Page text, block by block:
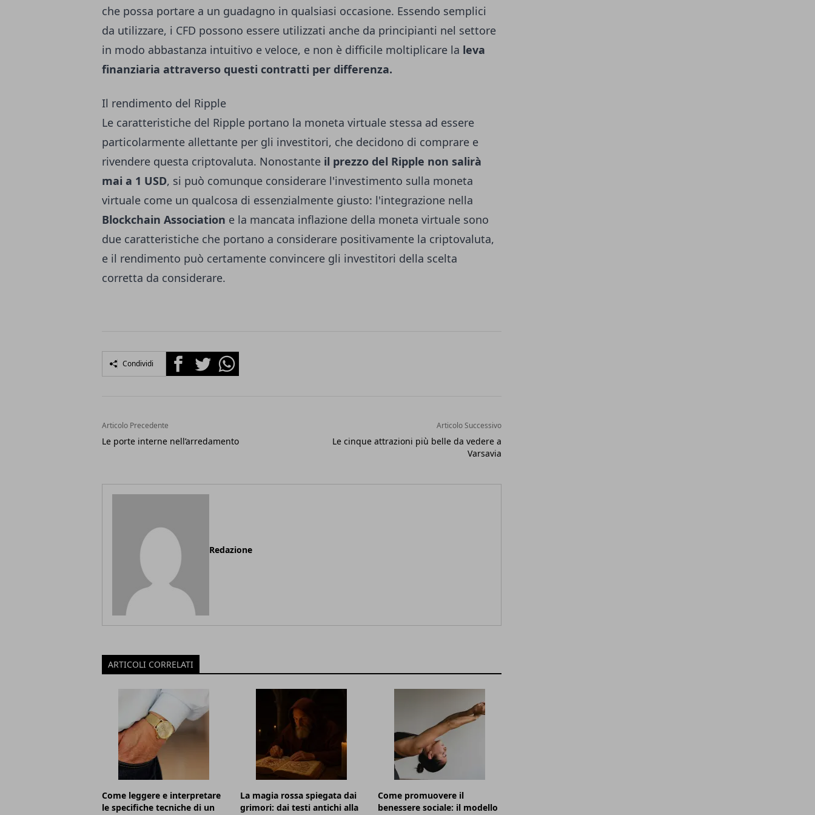
che possa portare a un guadagno in qualsiasi occasione. Essendo semplici
da utilizzare, i CFD possono essere utilizzati anche da principianti nel settore
in modo abbastanza intuitivo e veloce, e non è difficile moltiplicare la leva
finanziaria attraverso questi contratti per differenza.
Il rendimento del Ripple
Le caratteristiche del Ripple portano la moneta virtuale stessa ad essere
particolarmente allettante per gli investitori, che decidono di comprare e
rivendere questa criptovaluta. Nonostante il prezzo del Ripple non salirà
mai a 1 USD, si può comunque considerare l'investimento sulla moneta
virtuale come un qualcosa di essenzialmente giusto: l'integrazione nella
Blockchain Association e la mancata inflazione della moneta virtuale sono
due caratteristiche che portano a considerare positivamente la criptovaluta,
e il rendimento può certamente convincere gli investitori della scelta
corretta da considerare.
Condividi FacebookTwitterWhatsapp
Articolo Precedente
Le porte interne nell’arredamento
Articolo Successivo
Le cinque attrazioni più belle da vedere a
Varsavia
Redazione
ARTICOLI CORRELATI
Come leggere e interpretare
le specifiche tecniche di un
La magia rossa spiegata dai
grimori: dai testi antichi alla
Come promuovere il
benessere sociale: il modello